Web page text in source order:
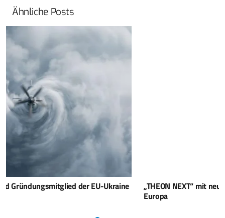
Ähnliche Posts
„THEON NEXT“ mit neuen Partnerschaften in den USA und